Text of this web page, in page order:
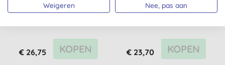
Natuurlijk Glijmiddel
€ 26,75 KOPEN
Persoonlijk Glijmiddel x 6
€ 23,70 KOPEN
Weigeren Nee, pas aan